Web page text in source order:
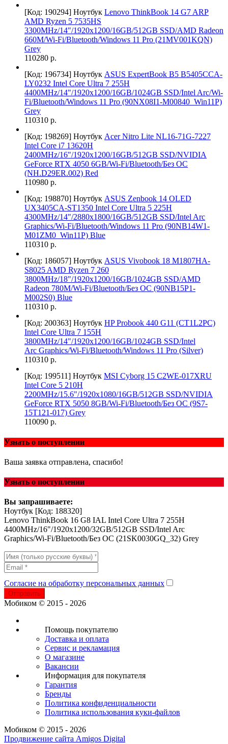
[Код: 190294] Ноутбук Lenovo ThinkBook 14 G7 ARP
AMD Ryzen 5 7535HS
3300MHz/14"/1920x1200/16GB/512GB SSD/AMD Radeon
660M/Wi-Fi/Bluetooth/Windows 11 Pro (21MV001KQN)
Grey
110280 р.
[Код: 196734] Ноутбук ASUS ExpertBook B5 B5405CCA-
LY0232 Intel Core Ultra 7 255H
4400MHz/14"/1920x1200/16GB/1024GB SSD/Intel Arc/Wi-
Fi/Bluetooth/Windows 11 Pro (90NX08I1-M00840_Win11P)
Grey
110310 р.
[Код: 198269] Ноутбук Acer Nitro Lite NL16-71G-7227
Intel Core i7 13620H
2400MHz/16"/1920x1200/16GB/512GB SSD/NVIDIA
GeForce RTX 4050 6GB/Wi-Fi/Bluetooth/Без ОС
(NH.D29ER.002) Red
110980 р.
[Код: 198870] Ноутбук ASUS Zenbook 14 OLED
UX3405CA-ST1350 Intel Core Ultra 5 225H
4300MHz/14"/2880x1800/16GB/512GB SSD/Intel Arc
Graphics/Wi-Fi/Bluetooth/Windows 11 Pro (90NB14W1-
M01ZM0_Win11P) Blue
110310 р.
[Код: 186057] Ноутбук ASUS Vivobook 18 M1807HA-
S8025 AMD Ryzen 7 260
3800MHz/18"/1920x1200/16GB/1024GB SSD/AMD
Radeon 780M/Wi-Fi/Bluetooth/Без ОС (90NB15P1-
M002S0) Blue
110310 р.
[Код: 200363] Ноутбук HP Probook 440 G11 (CT1L2PC)
Intel Core Ultra 7 155H
3800MHz/14"/1920x1200/16GB/1024GB SSD/Intel
Arc Graphics/Wi-Fi/Bluetooth/Windows 11 Pro (Silver)
110310 р.
[Код: 199511] Ноутбук MSI Cyborg 15 C2WE-017XRU
Intel Core 5 210H
2200MHz/15.6"/1920x1080/16GB/512GB SSD/NVIDIA
GeForce RTX 5050 8GB/Wi-Fi/Bluetooth/Без ОС (9S7-
15T121-017) Grey
110090 р.
Узнать о поступлении
Ваша заявка отправлена, спасибо!
Узнать о поступлении
Вы запрашиваете:
Ноутбук [Код: 188320]
Lenovo ThinkBook 16 G8 IAL Intel Core Ultra 7 255H
4400MHz/16"/1920x1200/32GB/512GB SSD/Intel Arc
Graphics/Wi-Fi/Bluetooth/Без ОС (21SK0030GQ_32) Grey
Согласие на обработку персональных данных
Отправить
Мобиком © 2015 - 2026
Помощь покупателю
Доставка и оплата
Сервис и рекламация
О магазине
Вакансии
Информация для покупателя
Гарантия
Бренды
Политика конфиденциальности
Политика использования куки-файлов
Мобиком © 2015 - 2026
Продвижение сайта Amigos Digital